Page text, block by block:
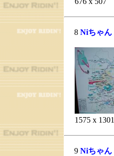
8 Niちゃん
1575 x 1301
9 Niちゃん